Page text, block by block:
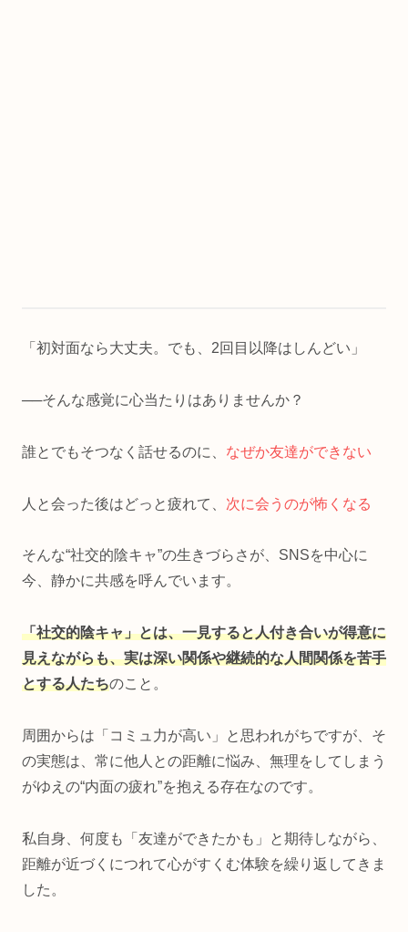
「初対面なら大丈夫。でも、2回目以降はしんどい」
──そんな感覚に心当たりはありませんか？
誰とでもそつなく話せるのに、 なぜか友達ができない
人と会った後はどっと疲れて、 次に会うのが怖くなる
そんな“社交的陰キャ”の生きづらさが、SNSを中心に
今、静かに共感を呼んでいます。
「社交的陰キャ」とは、一見すると人付き合いが得意に
見えながらも、実は深い関係や継続的な人間関係を苦手
とする人たちのこと。
周囲からは「コミュ力が高い」と思われがちですが、そ
の実態は、常に他人との距離に悩み、無理をしてしまう
がゆえの“内面の疲れ”を抱える存在なのです。
私自身、何度も「友達ができたかも」と期待しながら、
距離が近づくにつれて心がすくむ体験を繰り返してきま
した。